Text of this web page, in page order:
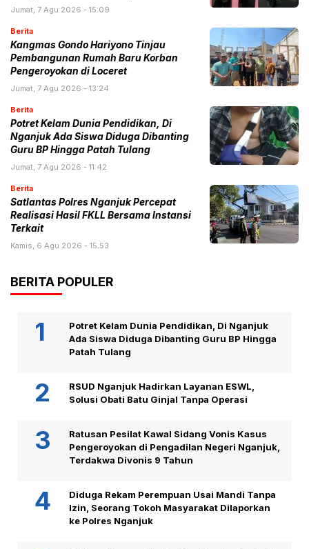
Jumat, 7 Agu 2026 - 15:09
Berita
Kangmas Gondo Hariyono Tinjau
Pembangunan Rumah Baru Korban
Pengeroyokan di Loceret
Jumat, 7 Agu 2026 - 13:24
Berita
Potret Kelam Dunia Pendidikan, Di
Nganjuk Ada Siswa Diduga Dibanting
Guru BP Hingga Patah Tulang
Jumat, 7 Agu 2026 - 11:42
Berita
Satlantas Polres Nganjuk Percepat
Realisasi Hasil FKLL Bersama Instansi
Terkait
Kamis, 6 Agu 2026 - 15:53
BERITA POPULER
Potret Kelam Dunia Pendidikan, Di Nganjuk
Ada Siswa Diduga Dibanting Guru BP Hingga
Patah Tulang
RSUD Nganjuk Hadirkan Layanan ESWL,
Solusi Obati Batu Ginjal Tanpa Operasi
Ratusan Pesilat Kawal Sidang Vonis Kasus
Pengeroyokan di Pengadilan Negeri Nganjuk,
Terdakwa Divonis 9 Tahun
Diduga Rekam Perempuan Usai Mandi Tanpa
Izin, Seorang Tokoh Masyarakat Dilaporkan
ke Polres Nganjuk